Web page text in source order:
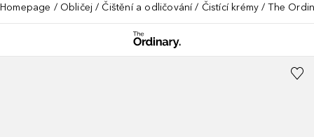
Homepage Obličej Čištění a odličování Čistící krémy The